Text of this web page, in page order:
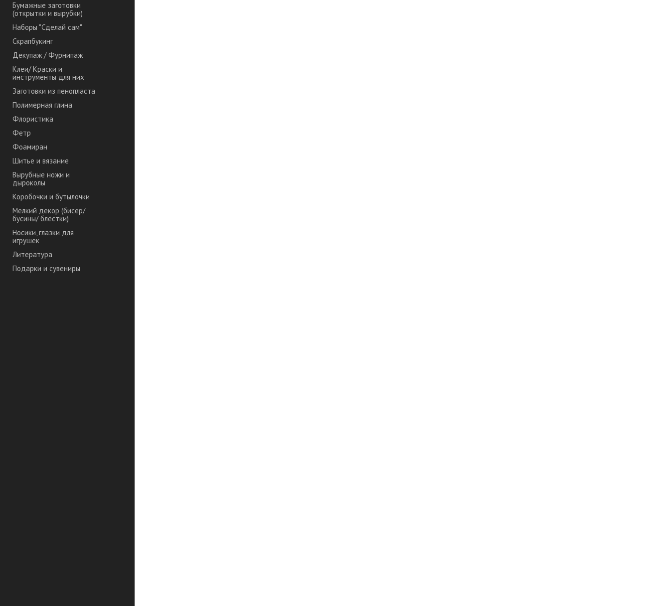
Бумажные заготовки
(открытки и вырубки)
Наборы "Сделай сам"
Скрапбукинг
Декупаж / Фурнипаж
Клеи/ Краски и
инструменты для них
Заготовки из пенопласта
Полимерная глина
Флористика
Фетр
Фоамиран
Шитье и вязание
Вырубные ножи и
дыроколы
Коробочки и бутылочки
Мелкий декор (бисер/
бусины/ блёстки)
Носики, глазки для
игрушек
Литература
Подарки и сувениры